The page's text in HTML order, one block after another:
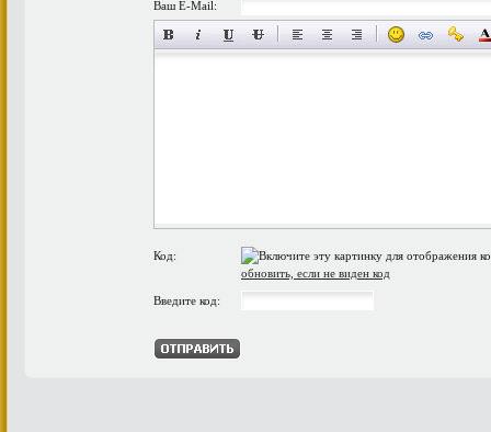
Ваш E-Mail:
Код:
обновить, если не виден код
Введите код: